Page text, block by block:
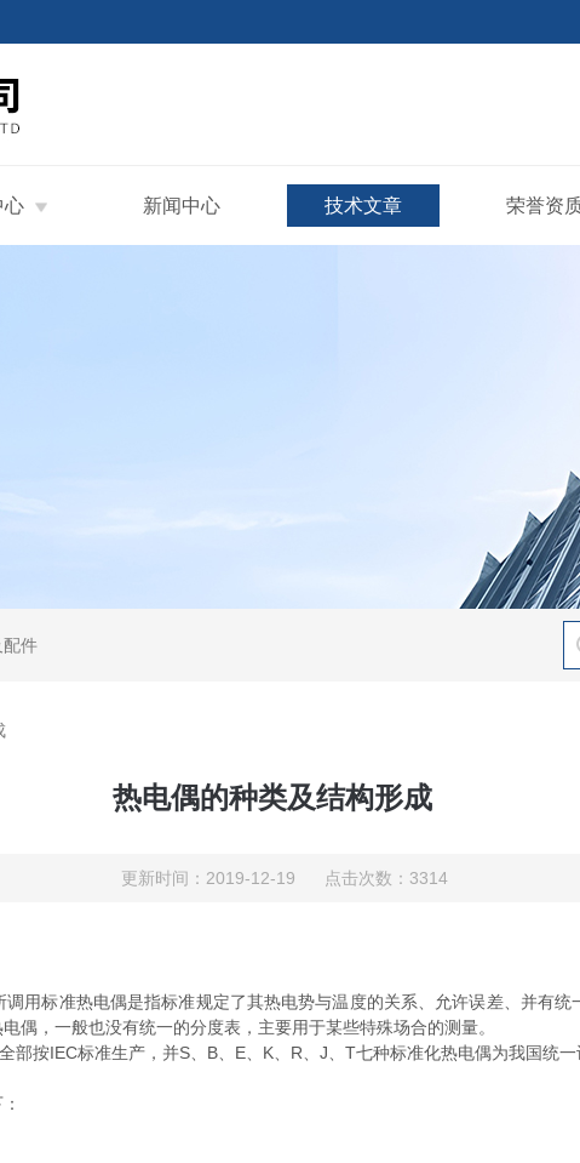
心 新闻中心 技术文章 荣誉资
配件
热电偶的种类及结构形成
更新时间：2019-12-19 点击次数：3314
标准热电偶是指标准规定了其热电势与温度的关系、允许误差、并有统
偶，一般也没有统一的分度表，主要用于某些特殊场合的测量。
IEC标准生产，并S、B、E、K、R、J、T七种标准化热电偶为我国统一